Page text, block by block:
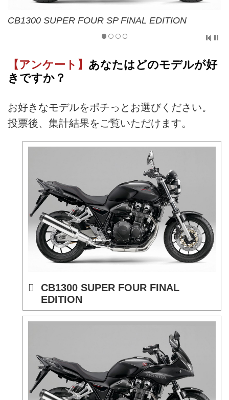
CB1300 SUPER FOUR SP FINAL EDITION
【アンケート】 あなたはどのモデルが好
きですか？
お好きなモデルをポチっとお選びください。
投票後、集計結果をご覧いただけます。
CB1300 SUPER FOUR FINAL
EDITION